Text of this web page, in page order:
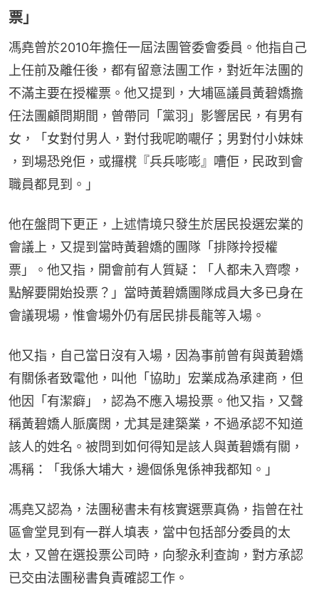
票」
馮堯曾於2010年擔任一屆法團管委會委員。他指自己
上任前及離任後，都有留意法團工作，對近年法團的
不滿主要在授權票。他又提到，大埔區議員黃碧嬌擔
任法團顧問期間，曾帶同「黨羽」影響居民，有男有
女，「女對付男人，對付我呢啲𡃁仔；男對付小妹妹
，到場恐兇佢，或攞櫈『兵兵嘭嘭』嘈佢，民政到會
職員都見到。」
他在盤問下更正，上述情境只發生於居民投選宏業的
會議上，又提到當時黃碧嬌的團隊「排隊拎授權
票」。他又指，開會前有人質疑：「人都未入齊嚟，
點解要開始投票？」當時黃碧嬌團隊成員大多已身在
會議現場，惟會場外仍有居民排長龍等入場。
他又指，自己當日沒有入場，因為事前曾有與黃碧嬌
有關係者致電他，叫他「協助」宏業成為承建商，但
他因「有潔癖」，認為不應入場投票。他又指，又聲
稱黃碧嬌人脈廣闊，尤其是建築業，不過承認不知道
該人的姓名。被問到如何得知是該人與黃碧嬌有關，
馮稱：「我係大埔大，邊個係鬼係神我都知。」
馮堯又認為，法團秘書未有核實選票真偽，指曾在社
區會堂見到有一群人填表，當中包括部分委員的太
太，又曾在選投票公司時，向黎永利查詢，對方承認
已交由法團秘書負責確認工作。